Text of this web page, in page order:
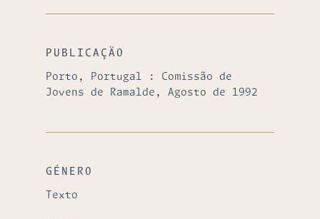
PUBLICAÇÃO
Porto, Portugal : Comissão de
Jovens de Ramalde, Agosto de 1992
GÉNERO
Texto